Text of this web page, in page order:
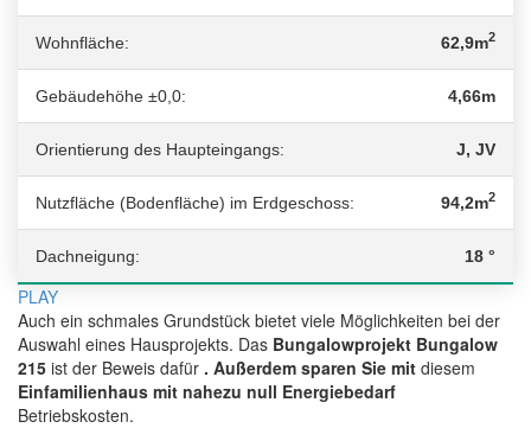
Wohnfläche: 62,9m2
Gebäudehöhe ±0,0: 4,66m
Orientierung des Haupteingangs: J, JV
Nutzfläche (Bodenfläche) im Erdgeschoss: 94,2m2
Dachneigung: 18 °
PLAY
Auch ein schmales Grundstück bietet viele Möglichkeiten bei der
Auswahl eines Hausprojekts. Das Bungalowprojekt Bungalow
215 ist der Beweis dafür . Außerdem sparen Sie mit diesem
Einfamilienhaus mit nahezu null Energiebedarf
Betriebskosten.